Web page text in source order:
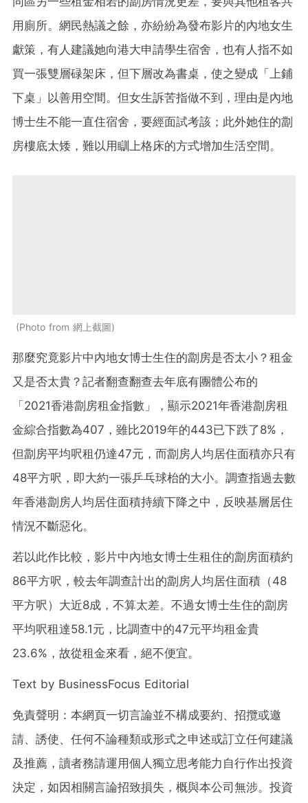
用廁所。網民熱議之餘，亦紛紛為發布影片的內地女生
獻策，有人建議她向港大申請學生宿舍，也有人指不如
買一張雙層碌架床，但下層改為書桌，使之變成「上鋪
下桌」以善用空間。但女生訴苦指做不到，理由是內地
博士生不能一直住宿舍，要經面試考該；此外她住的劏
房樓底太矮，難以用瞓上格床的方式增加生活空間。
Photo from 網上截圖
那麼究竟影片中內地女博士生住的劏房是否太小？租金
又是否太貴？記者翻查翻查去年底有團體公布的
「2021香港劏房租金指數」，顯示2021年香港劏房租
金綜合指數為407，雖比2019年的443已下跌了8%，
但劏房平均呎租仍達47元，而劏房人均居住面積亦只有
48平方呎，即大約一張乒乓球枱的大小。調查指過去數
年香港劏房人均居住面積持續下降之中，反映基層居住
情況不斷惡化。
若以此作比較，影片中內地女博士生租住的劏房面積約
86平方呎，較去年調查計出的劏房人均居住面積（48
平方呎）大近8成，不算太差。不過女博士生住的劏房
平均呎租達58.1元，比調查中的47元平均租金貴
23.6%，故從租金來看，絕不便宜。
Text by BusinessFocus Editorial
免責聲明：本網頁一切言論並不構成要約、招攬或邀
請、誘使、任何不論種類或形式之申述或訂立任何建議
及推薦，讀者務請運用個人獨立思考能力自行作出投資
決定，如因相關言論招致損失，概與本公司無涉。投資